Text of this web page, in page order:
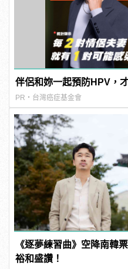
伴侶和妳一起預防HPV，
PR・台灣癌症基金會
《逐夢練習曲》空降南韓
裕和盛讚！